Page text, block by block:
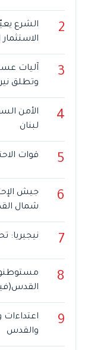
2
الشرع
3
آليات
وتطلق
4
الأمن
لبنان
5 قوات
6
جيش
شمال
7 نيجيريا: تحرير أكثر
8
9
والقدس